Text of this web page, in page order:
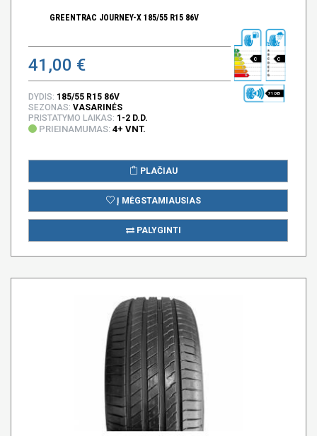
GREENTRAC JOURNEY-X 185/55 R15 86V
41,00 € C C
71 DB
DYDIS: 185/55 R15 86V
SEZONAS: VASARINĖS
PRISTATYMO LAIKAS: 1-2 D.D.
PRIEINAMUMAS: 4+ VNT.
PLAČIAU
Į MĖGSTAMIAUSIAS
PALYGINTI